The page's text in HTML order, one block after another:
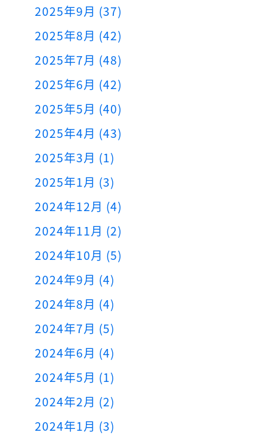
2025年9月 (37)
2025年8月 (42)
2025年7月 (48)
2025年6月 (42)
2025年5月 (40)
2025年4月 (43)
2025年3月 (1)
2025年1月 (3)
2024年12月 (4)
2024年11月 (2)
2024年10月 (5)
2024年9月 (4)
2024年8月 (4)
2024年7月 (5)
2024年6月 (4)
2024年5月 (1)
2024年2月 (2)
2024年1月 (3)